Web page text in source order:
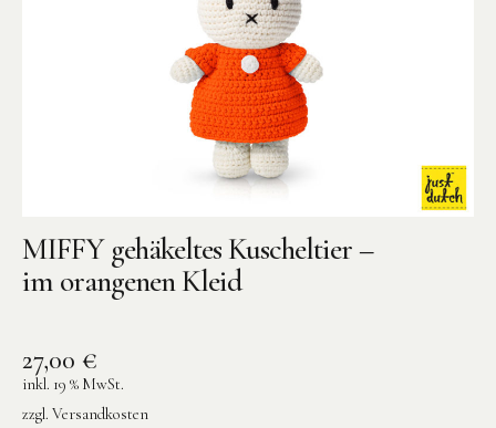
MIFFY gehäkeltes Kuscheltier –
im orangenen Kleid
27,00 €
inkl. 19 % MwSt.
zzgl. Versandkosten